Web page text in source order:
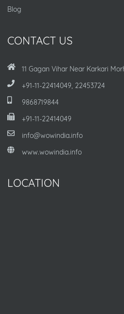
Blog
CONTACT US
11 Gagan Vihar Near Karkari
+91-11-22414049, 22453724
9868719844
+91-11-22414049
info@wowindia.info
www.wowindia.info
LOCATION